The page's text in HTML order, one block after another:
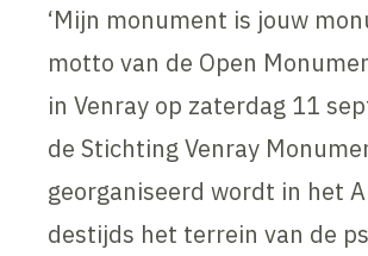
‘Mijn monument is jouw
motto van de Open
in Venray op zaterdag 11
de Stichting Venray
georganiseerd wordt in het
destijds het terrein van de